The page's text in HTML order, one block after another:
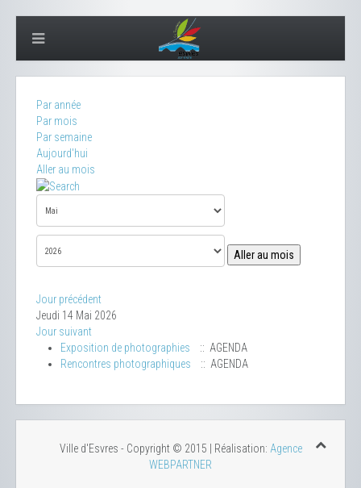
Par année
Par mois
Par semaine
Aujourd'hui
Aller au mois
Aller au mois
Jour précédent
Jeudi 14 Mai 2026
Jour suivant
Exposition de photographies
:: AGENDA
Rencontres photographiques
:: AGENDA
Ville d'Esvres - Copyright © 2015 | Réalisation: Agence
WEBPARTNER